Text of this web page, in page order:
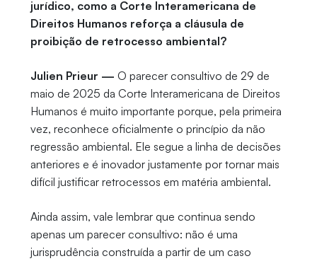
jurídico, como a Corte Interamericana de
Direitos Humanos reforça a cláusula de
proibição de retrocesso ambiental?
Julien Prieur — O parecer consultivo de 29 de
maio de 2025 da Corte Interamericana de Direitos
Humanos é muito importante porque, pela primeira
vez, reconhece oficialmente o princípio da não
regressão ambiental. Ele segue a linha de decisões
anteriores e é inovador justamente por tornar mais
difícil justificar retrocessos em matéria ambiental.
Ainda assim, vale lembrar que continua sendo
apenas um parecer consultivo: não é uma
jurisprudência construída a partir de um caso